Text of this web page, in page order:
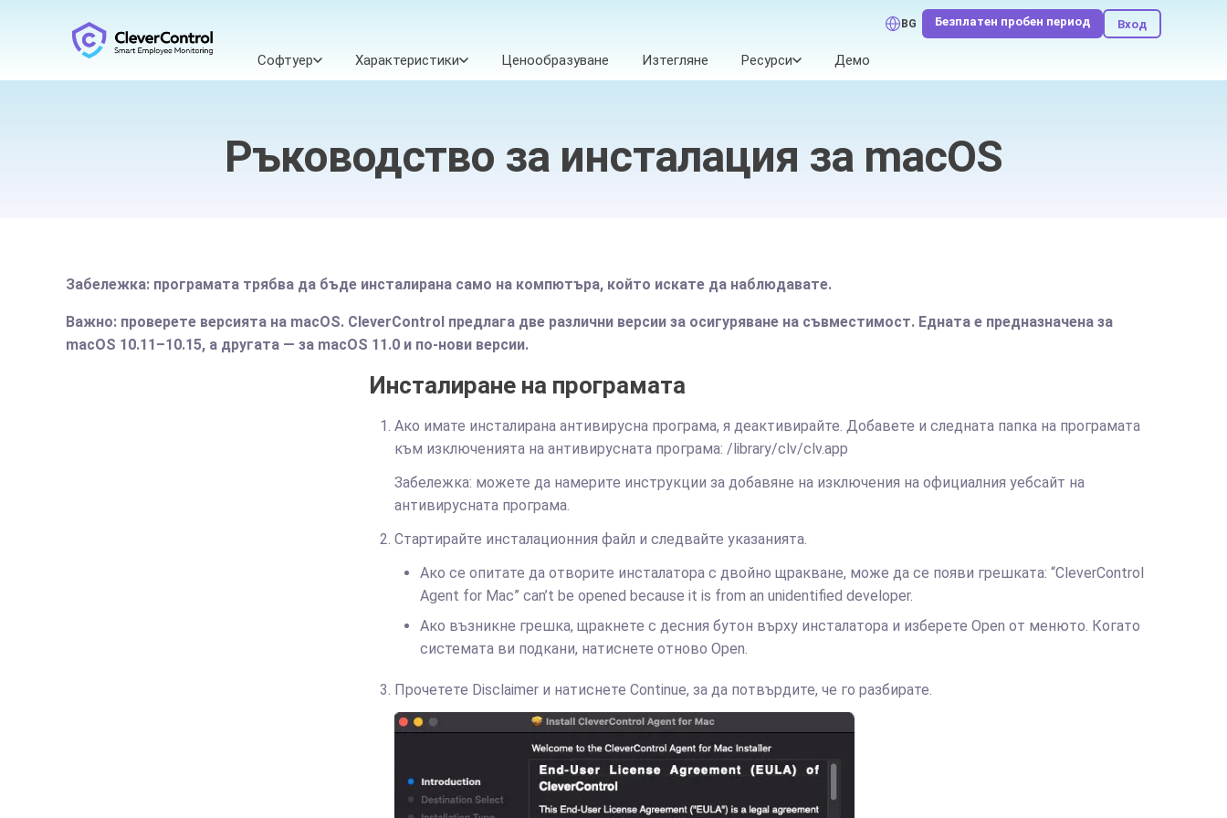
Софтуер Характеристики Ценообразуване Изтегляне Ресурси Демо
BG Безплатен пробен период Вход
Ръководство за инсталация за macOS
Забележка: програмата трябва да бъде инсталирана само на компютъра, който искате да наблюдавате.
Важно: проверете версията на macOS. CleverControl предлага две различни версии за осигуряване на съвместимост. Едната е предназначена за
macOS 10.11–10.15, а другата — за macOS 11.0 и по-нови версии.
Инсталиране на програмата
Ако имате инсталирана антивирусна програма, я деактивирайте. Добавете и следната папка на програмата
към изключенията на антивирусната програма: /library/clv/clv.app
Забележка: можете да намерите инструкции за добавяне на изключения на официалния уебсайт на
антивирусната програма.
Стартирайте инсталационния файл и следвайте указанията.
Ако се опитате да отворите инсталатора с двойно щракване, може да се появи грешката: “CleverControl
Agent for Mac” can’t be opened because it is from an unidentified developer.
Ако възникне грешка, щракнете с десния бутон върху инсталатора и изберете Open от менюто. Когато
системата ви подкани, натиснете отново Open.
Прочетете Disclaimer и натиснете Continue, за да потвърдите, че го разбирате.